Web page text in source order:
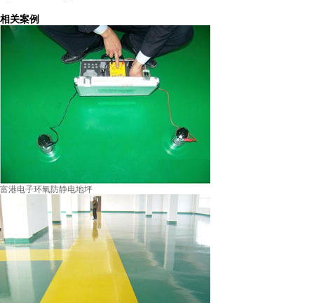
相关案例
富港电子环氧防静电地坪